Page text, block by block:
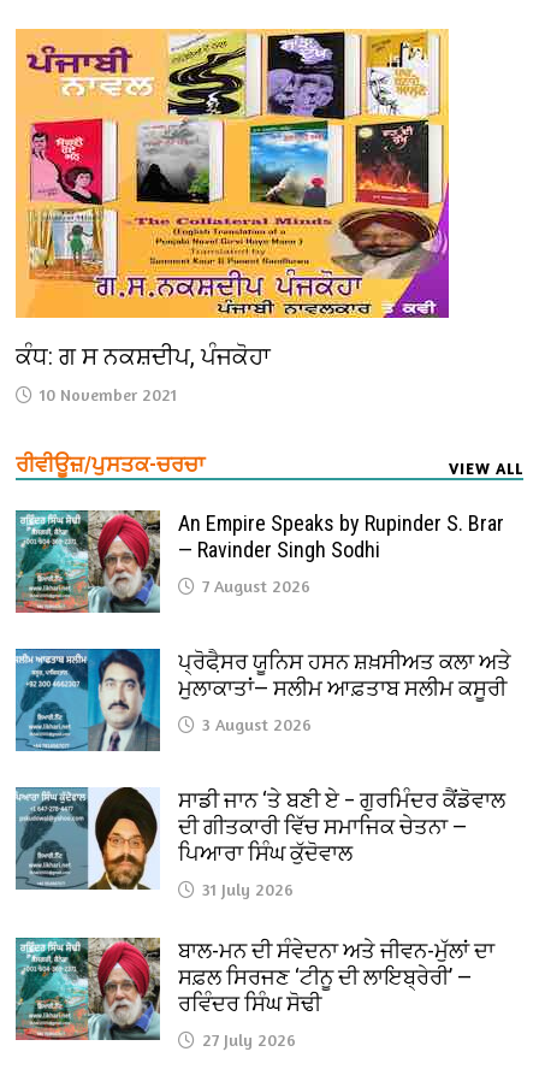
ਕੰਧ: ਗ ਸ ਨਕਸ਼ਦੀਪ, ਪੰਜਕੋਹਾ
10 November 2021
ਰੀਵੀਊਜ਼/ਪੁਸਤਕ-ਚਰਚਾ VIEW ALL
An Empire Speaks by Rupinder S. Brar
— Ravinder Singh Sodhi
7 August 2026
ਪ੍ਰੋਫੈ਼ਸਰ ਯੂਨਿਸ ਹਸਨ ਸ਼ਖ਼ਸੀਅਤ ਕਲਾ ਅਤੇ
ਮੁਲਾਕਾਤਾਂ— ਸਲੀਮ ਆਫ਼ਤਾਬ ਸਲੀਮ ਕਸੂਰੀ
3 August 2026
ਸਾਡੀ ਜਾਨ ‘ਤੇ ਬਣੀ ਏ – ਗੁਰਮਿੰਦਰ ਕੈਂਡੋਵਾਲ
ਦੀ ਗੀਤਕਾਰੀ ਵਿੱਚ ਸਮਾਜਿਕ ਚੇਤਨਾ —
ਪਿਆਰਾ ਸਿੰਘ ਕੁੱਦੋਵਾਲ
31 July 2026
ਬਾਲ-ਮਨ ਦੀ ਸੰਵੇਦਨਾ ਅਤੇ ਜੀਵਨ-ਮੁੱਲਾਂ ਦਾ
ਸਫ਼ਲ ਸਿਰਜਣ ‘ਟੀਨੂ ਦੀ ਲਾਇਬ੍ਰੇਰੀ’ —
ਰਵਿੰਦਰ ਸਿੰਘ ਸੋਢੀ
27 July 2026